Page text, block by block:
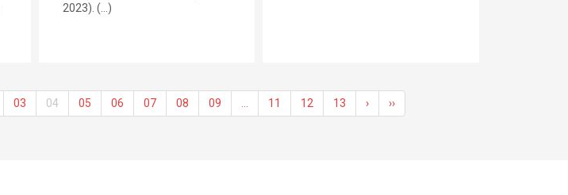
2023). (...)
03 04 05 06 07 08 09 11 12 13 › ››